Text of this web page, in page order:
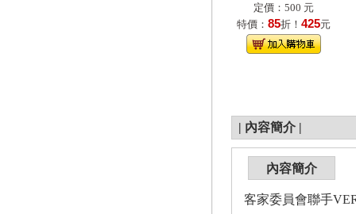
定價：500 元
特價： 85折！ 425元
| 內容簡介 |
內容簡介
客家委員會聯手